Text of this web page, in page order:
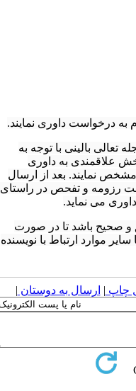
درخواست داوری نمایند.
بالینی با توجه به
علاقمندی به داوری
نمایند. بعد از ارسال
رزومه و تفحص در راستای
می نماید.
باشد تا در صورت
موارد ارتباط با نویسنده
چاپ| ارسال به دوستان|